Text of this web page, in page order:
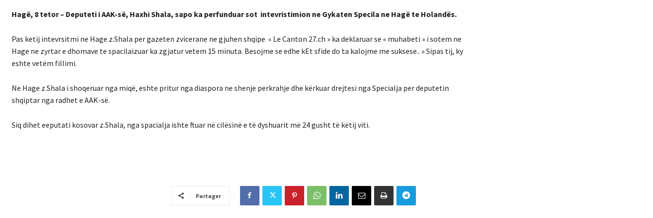
Hagë, 8 tetor – Deputeti i AAK-së, Haxhi Shala, sapo ka perfunduar sot intevristimion ne Gykaten Specila ne Hagë te Holandës.
Pas ketij intevrsitmi ne Hage z.Shala per gazeten zvicerane ne gjuhen shqipe « Le Canton 27.ch » ka deklaruar se « muhabeti » i sotem ne
Hage ne zyrtar e dhomave te spacilaizuar ka zgjatur vetem 15 minuta. Besojme se edhe kEt sfide do ta kalojme me suksese.. » Sipas tij, ky
eshte vetëm fillimi.
Ne Hage z.Shala i shoqeruar nga miqë, eshte pritur nga diaspora ne shenje perkrahje dhe kërkuar drejtesi nga Specialja per deputetin
shqiptar nga radhet e AAK-së.
Siq dihet eeputati kosovar z.Shala, nga spacialja ishte ftuar në cilësinë e të dyshuarit më 24 gusht të këtij viti.
Partager